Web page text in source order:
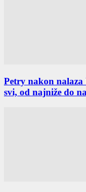
Petry nakon
svi, od najniže do